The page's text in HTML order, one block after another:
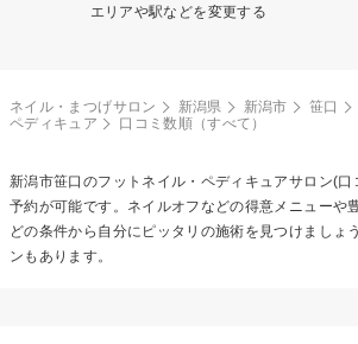
エリアや駅などを変更する
ネイル・まつげサロン 新潟県 新潟市 笹口
ペディキュア
口コミ数順（すべて）
新潟市笹口のフットネイル・ペディキュアサロン(口
予約が可能です。ネイルオフなどの得意メニューや
どの条件から自分にピッタリの施術を見つけましょ
ンもあります。